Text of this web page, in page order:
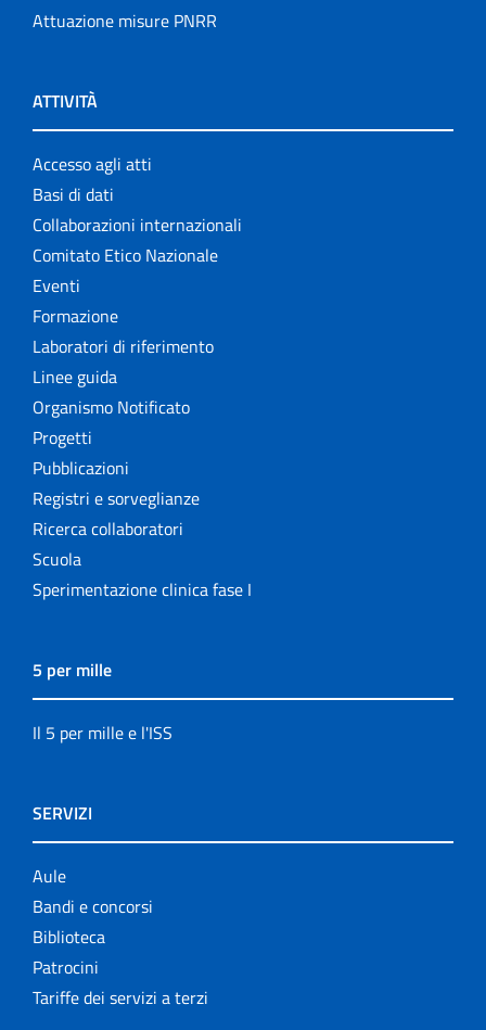
Attuazione misure PNRR
ATTIVITÀ
Accesso agli atti
Basi di dati
Collaborazioni internazionali
Comitato Etico Nazionale
Eventi
Formazione
Laboratori di riferimento
Linee guida
Organismo Notificato
Progetti
Pubblicazioni
Registri e sorveglianze
Ricerca collaboratori
Scuola
Sperimentazione clinica fase I
5 per mille
Il 5 per mille e l'ISS
SERVIZI
Aule
Bandi e concorsi
Biblioteca
Patrocini
Tariffe dei servizi a terzi